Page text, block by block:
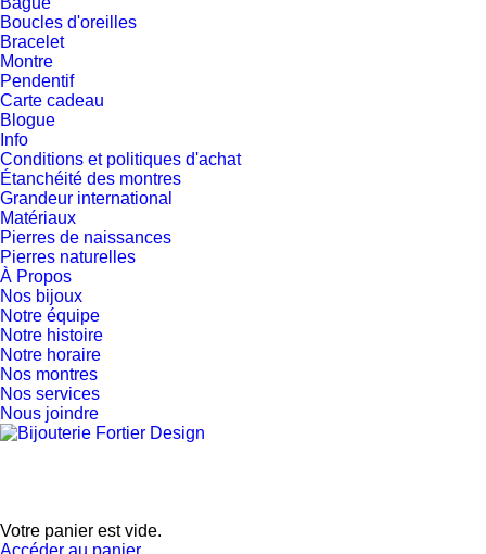
Boucles d'oreilles
Bracelet
Montre
Pendentif
Carte cadeau
Blogue
Info
Conditions et politiques d'achat
Étanchéité des montres
Grandeur international
Matériaux
Pierres de naissances
Pierres naturelles
À Propos
Nos bijoux
Notre équipe
Notre histoire
Notre horaire
Nos montres
Nos services
Nous joindre
Votre panier est vide.
Accéder au panier